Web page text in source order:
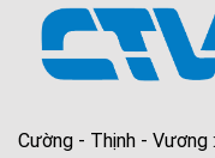
Cường - Thịnh - Vương